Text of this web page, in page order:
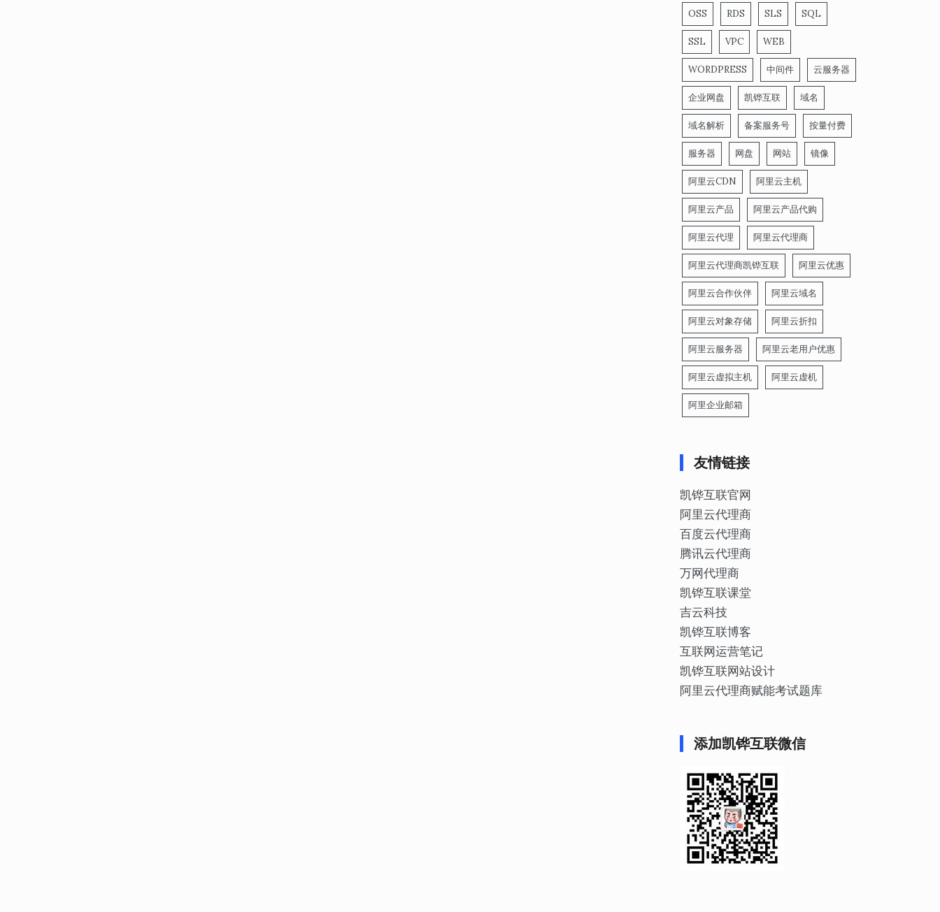
OSS RDS SLS SQL
SSL VPC WEB
WORDPRESS 中间件 云服务器
企业网盘 凯铧互联 域名
域名解析 备案服务号 按量付费
服务器 网盘 网站 镜像
阿里云CDN 阿里云主机
阿里云产品 阿里云产品代购
阿里云代理 阿里云代理商
阿里云代理商凯铧互联 阿里云优惠
阿里云合作伙伴 阿里云域名
阿里云对象存储 阿里云折扣
阿里云服务器 阿里云老用户优惠
阿里云虚拟主机 阿里云虚机
阿里企业邮箱
友情链接
凯铧互联官网
阿里云代理商
百度云代理商
腾讯云代理商
万网代理商
凯铧互联课堂
吉云科技
凯铧互联博客
互联网运营笔记
凯铧互联网站设计
阿里云代理商赋能考试题库
添加凯铧互联微信